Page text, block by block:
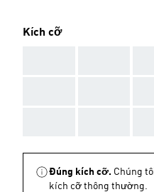
Kích cỡ
Đúng kích cỡ. Chúng
kích cỡ thông thường.